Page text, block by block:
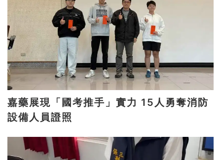
嘉藥展現「國考推手」實力 15人勇奪消防
設備人員證照